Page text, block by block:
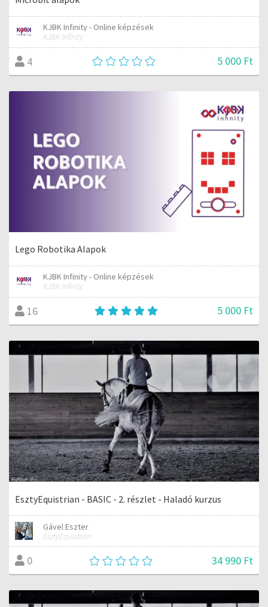
KJBK Infinity - Online képzések
KJBK Infinity
4 5 000 Ft
Lego Robotika Alapok
KJBK Infinity - Online képzések
KJBK Infinity
16 5 000 Ft
EsztyEquistrian - BASIC - 2. részlet - Haladó kurzus
Gável Eszter
EsztyEquistrian
0 34 990 Ft